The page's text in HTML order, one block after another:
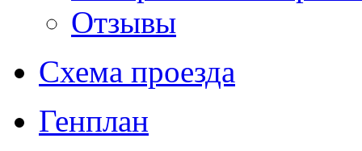
Отзывы
Схема проезда
Генплан